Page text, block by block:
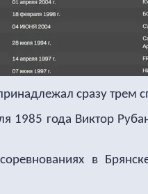
сразу трем
1985 года Виктор
в